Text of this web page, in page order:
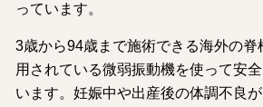
っています。
3歳から94歳まで施術できる海外の脊
用されている微弱振動機を使って安
います。妊娠中や出産後の体調不良